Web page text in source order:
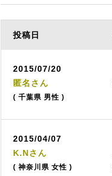
投稿日
2015/07/20
匿名さん
( 千葉県 男性 )
2015/04/07
K.Nさん
( 神奈川県 女性 )